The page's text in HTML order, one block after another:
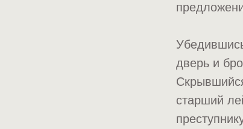
дверь и
старший